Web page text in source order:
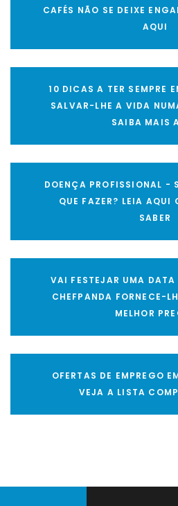
CAFÉS NÃO SE DEIXE
AQUI
10 DICAS A TER SEMPRE
SALVAR-LHE A VIDA
SAIBA MAIS
DOENÇA PROFISSIONAL -
QUE FAZER? LEIA AQUI
SABER
VAI FESTEJAR UMA
CHEFPANDA FORNECE-
MELHOR
OFERTAS DE EMPREGO
VEJA A LISTA